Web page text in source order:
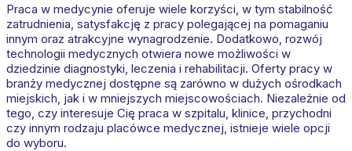
Praca w medycynie oferuje wiele korzyści, w tym stabilność
zatrudnienia, satysfakcję z pracy polegającej na pomaganiu
innym oraz atrakcyjne wynagrodzenie. Dodatkowo, rozwój
technologii medycznych otwiera nowe możliwości w
dziedzinie diagnostyki, leczenia i rehabilitacji. Oferty pracy w
branży medycznej dostępne są zarówno w dużych ośrodkach
miejskich, jak i w mniejszych miejscowościach. Niezależnie od
tego, czy interesuje Cię praca w szpitalu, klinice, przychodni
czy innym rodzaju placówce medycznej, istnieje wiele opcji
do wyboru.